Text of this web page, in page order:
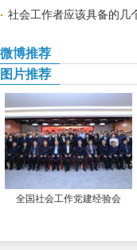
社会工作者应该具备的几
微博推荐
图片推荐
全国社会工作党建经验会